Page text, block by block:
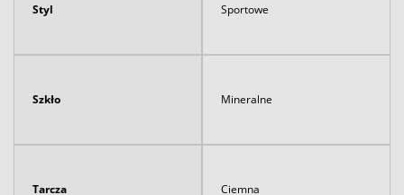
Styl Sportowe
Szkło Mineralne
Tarcza Ciemna